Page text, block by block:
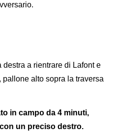
a rientrare di Lafont e
alto sopra la traversa
in campo da 4 minuti,
un preciso destro.